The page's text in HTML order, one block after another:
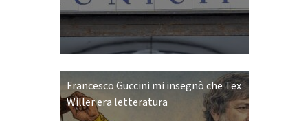
Francesco Guccini mi insegnò che Tex
Willer era letteratura